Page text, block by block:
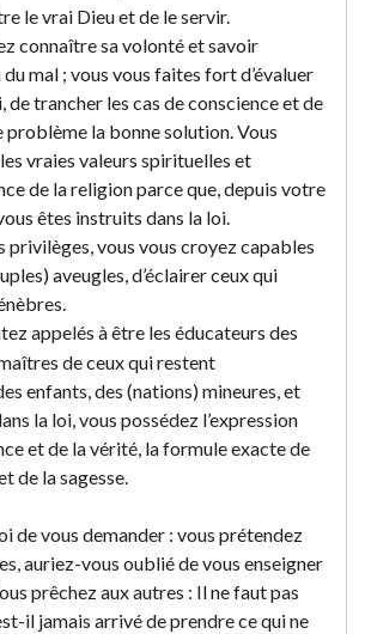
le vrai Dieu et de le servir.
connaître sa volonté et savoir
mal ; vous vous faites fort d’évaluer
de trancher les cas de conscience et de
problème la bonne solution. Vous
vraies valeurs spirituelles et
de la religion parce que, depuis votre
êtes instruits dans la loi.
privilèges, vous vous croyez capables
aveugles, d’éclairer ceux qui
appelés à être les éducateurs des
de ceux qui restent
enfants, des (nations) mineures, et
la loi, vous possédez l’expression
et de la vérité, la formule exacte de
de la sagesse.
de vous demander : vous prétendez
auriez-vous oublié de vous enseigner
prêchez aux autres : Il ne faut pas
il jamais arrivé de prendre ce qui ne